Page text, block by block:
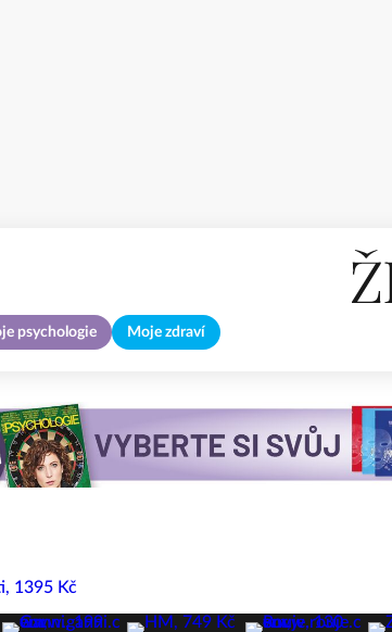
psychologie Moje zdraví